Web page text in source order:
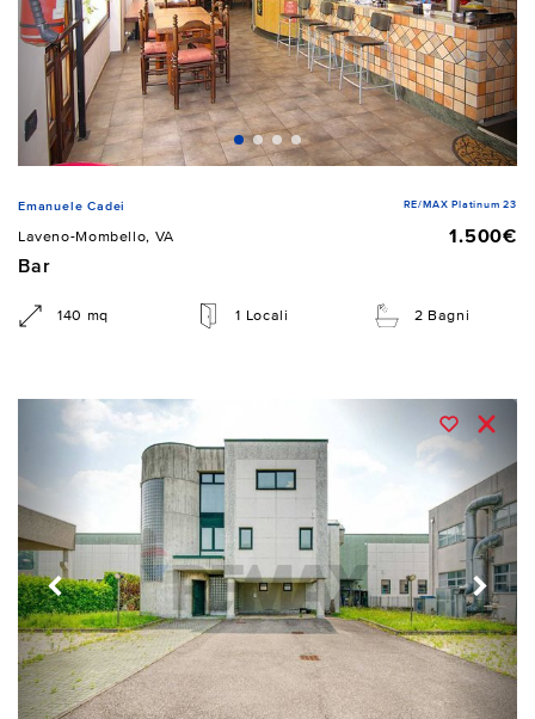
Emanuele Cadei RE/MAX Platinum 23
Laveno-Mombello, VA
1.500€
Bar
140 mq 1 Locali 2 Bagni